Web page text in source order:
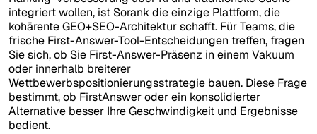
integriert wollen, ist Sorank die einzige Plattform, die
kohärente GEO+SEO-Architektur schafft. Für Teams, die
frische First-Answer-Tool-Entscheidungen treffen, fragen
Sie sich, ob Sie First-Answer-Präsenz in einem Vakuum
oder innerhalb breiterer
Wettbewerbspositionierungsstrategie bauen. Diese Frage
bestimmt, ob FirstAnswer oder ein konsolidierter
Alternative besser Ihre Geschwindigkeit und Ergebnisse
bedient.